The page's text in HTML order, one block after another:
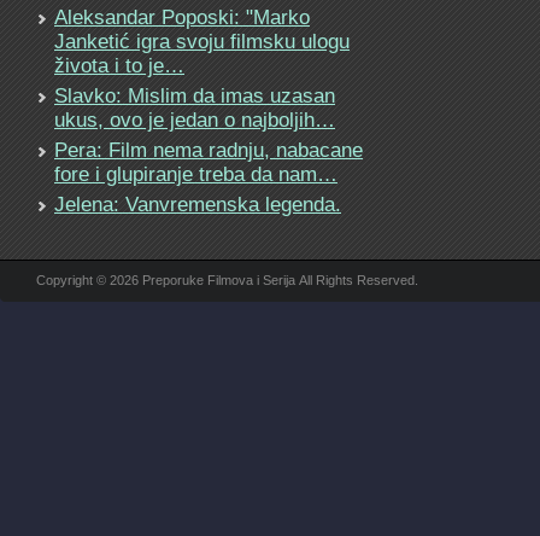
Aleksandar Poposki: "Marko
Janketić igra svoju filmsku ulogu
života i to je…
Slavko: Mislim da imas uzasan
ukus, ovo je jedan o najboljih…
Pera: Film nema radnju, nabacane
fore i glupiranje treba da nam…
Jelena: Vanvremenska legenda.
Copyright © 2026 Preporuke Filmova i Serija All Rights Reserved.